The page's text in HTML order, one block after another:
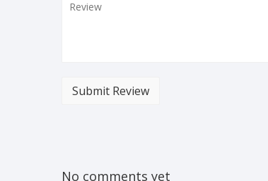
Submit Review
No comments yet